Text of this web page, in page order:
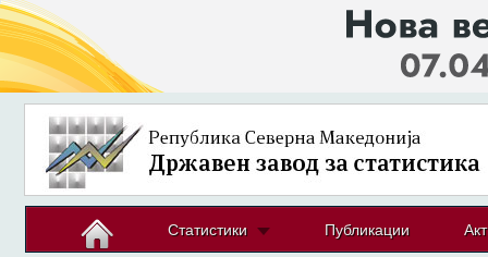
Статистики Публикации